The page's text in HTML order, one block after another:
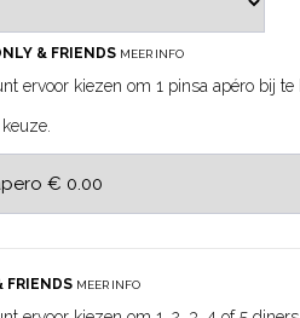
& FRIENDS MEER INFO
ervoor kiezen om 1 pinsa apéro bij te
FRIENDS MEER INFO